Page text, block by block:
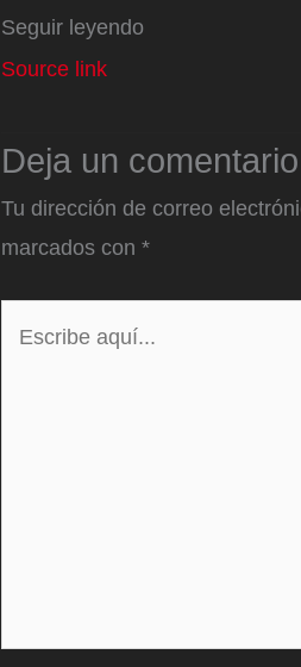
Seguir leyendo
Source link
Deja un comentario
Tu dirección de correo
marcados con *